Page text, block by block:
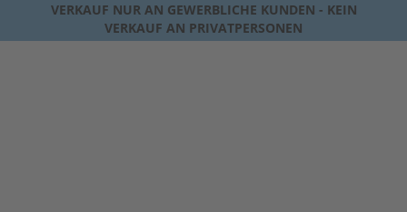
VERKAUF NUR AN GEWERBLICHE KUNDEN - KEIN
VERKAUF AN PRIVATPERSONEN